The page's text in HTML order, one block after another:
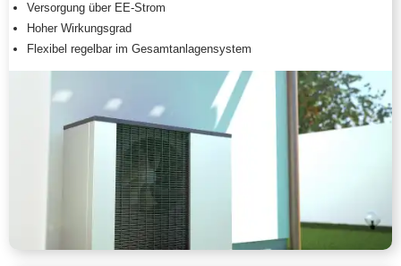
Versorgung über EE-Strom
Hoher Wirkungsgrad
Flexibel regelbar im Gesamtanlagensystem